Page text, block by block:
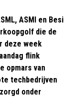
ASMI en Besi
die de
deze week
flink
opmars van
techbedrijven
onder